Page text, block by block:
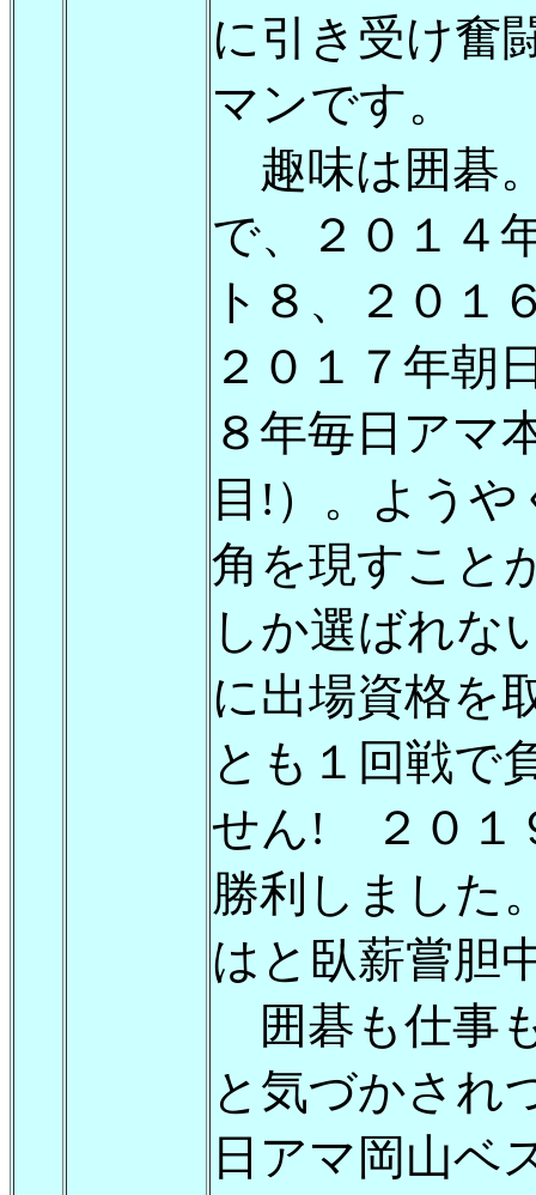
に引き受け奮
マンです。
趣味は囲碁
で、２０１４
ト８、２０１
２０１７年朝
８年毎日アマ
目!）。よう
角を現すこと
しか選ばれな
に出場資格を
とも１回戦で
せん! ２０１
勝利しました
はと臥薪嘗胆
囲碁も仕事
と気づかされ
日アマ岡山ベ